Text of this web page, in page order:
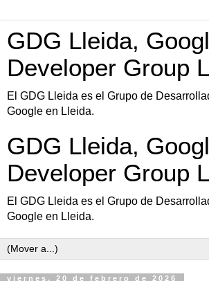
GDG Lleida,
Developer Group
El GDG Lleida es el Grupo de
Google en Lleida.
GDG Lleida,
Developer Group
El GDG Lleida es el Grupo de
Google en Lleida.
viernes, 20 de febrero de 2026